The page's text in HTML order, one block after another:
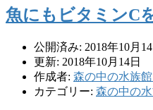
魚にもビタミンC
公開済み: 2018年10月14
更新: 2018年10月14日
作成者: 森の中の水族館
カテゴリー: 森の中の